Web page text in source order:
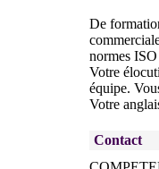
De
normes
Votre
équipe.
Votre
Contact